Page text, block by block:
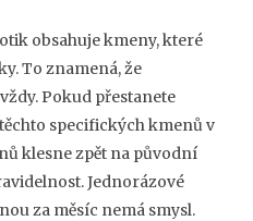
obsahuje kmeny, které
To znamená, že
Pokud přestanete
specifických kmenů v
klesne zpět na původní
Jednorázové
za měsíc nemá smysl.